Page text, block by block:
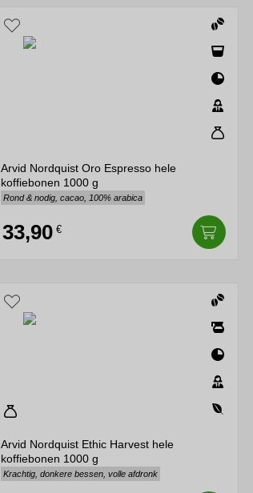
Arvid Nordquist Oro Espresso hele
koffiebonen 1000 g
Rond & nodig, cacao, 100% arabica
33,90 €
Arvid Nordquist Ethic Harvest hele
koffiebonen 1000 g
Krachtig, donkere bessen, volle afdronk